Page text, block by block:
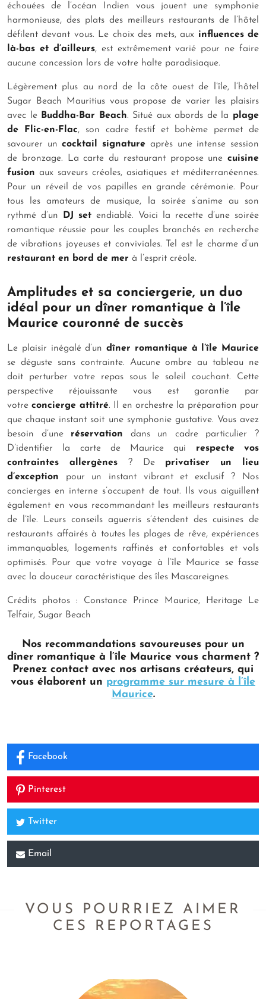
échouées de l’océan Indien vous jouent une symphonie
harmonieuse, des plats des meilleurs restaurants de l’hôtel
défilent devant vous. Le choix des mets, aux influences de
là-bas et d’ailleurs, est extrêmement varié pour ne faire
aucune concession lors de votre halte paradisiaque.
Légèrement plus au nord de la côte ouest de l’île, l’hôtel
Sugar Beach Mauritius vous propose de varier les plaisirs
avec le Buddha-Bar Beach. Situé aux abords de la plage
de Flic-en-Flac, son cadre festif et bohème permet de
savourer uncocktail signature après une intense session
de bronzage. La carte du restaurant propose une cuisine
fusion aux saveurs créoles, asiatiques et méditerranéennes.
Pour un réveil de vos papilles en grande cérémonie. Pour
tous les amateurs de musique, la soirée s’anime au son
rythmé d’un
DJ set endiablé. Voici la recette d’une soirée
romantique réussie pour les couples branchés en recherche
de vibrations joyeuses et conviviales. Tel est le charme d’un
restaurant en bord de mer à l’esprit créole.
Amplitudes et sa conciergerie, un duo
idéal pour un dîner romantique à l’île
Maurice couronné de succès
Le plaisir inégalé d’un dîner romantique à l’île Maurice
se déguste sans contrainte. Aucune ombre au tableau ne
doit perturber votre repas sous le soleil couchant. Cette
perspective réjouissante vous est garantie par
votreconcierge attitré. Il en orchestre la préparation pour
que chaque instant soit une symphonie gustative. Vous avez
besoin d’uneréservation dans un cadre particulier ?
D’identifier la carte de Maurice qui respecte vos
contraintes allergènes? De privatiser un lieu
d’exception pour un instant vibrant et exclusif ? Nos
concierges en interne s’occupent de tout. Ils vous aiguillent
également en vous recommandant les meilleurs restaurants
de l’île. Leurs conseils aguerris s’étendent des cuisines de
restaurants affairés à toutes les plages de rêve, expériences
immanquables, logements raffinés et confortables et vols
optimisés. Pour que votre voyage à l’île Maurice se fasse
avec la douceur caractéristique des îles Mascareignes.
Crédits photos : Constance Prince Maurice, Heritage Le
Telfair, Sugar Beach
Nos recommandations savoureuses pour un
dîner romantique à l’île Maurice vous charment ?
Prenez contact avec nos artisans créateurs, qui
vous élaborent un programme sur mesure à l’île
Maurice.
Facebook
Pinterest
Twitter
Email
VOUS POURRIEZ AIMER
CES REPORTAGES